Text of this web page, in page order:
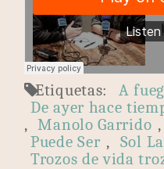
Etiquetas: A
De ayer hace
,
Manolo Garrido ,
Puede Ser , Sol
Trozos de vida